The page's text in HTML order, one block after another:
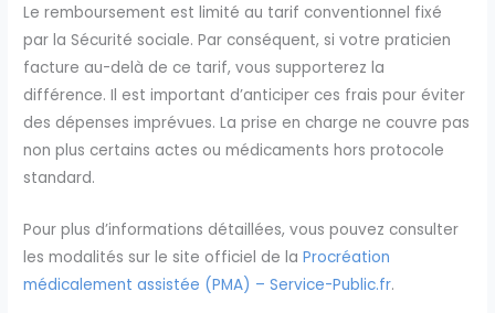
Le remboursement est limité au tarif conventionnel fixé
par la Sécurité sociale. Par conséquent, si votre praticien
facture au-delà de ce tarif, vous supporterez la
différence. Il est important d’anticiper ces frais pour éviter
des dépenses imprévues. La prise en charge ne couvre pas
non plus certains actes ou médicaments hors protocole
standard.
Pour plus d’informations détaillées, vous pouvez consulter
les modalités sur le site officiel de laProcréation
médicalement assistée (PMA) – Service-Public.fr.